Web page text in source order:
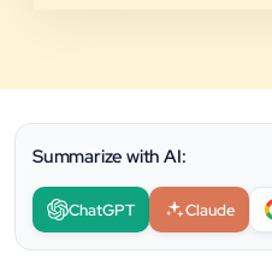
Summarize with AI:
ChatGPT Claude